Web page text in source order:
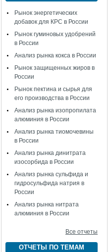
Рынок энергетических
добавок для КРС в России
Рынок гуминовых удобрений
в России
Анализ рынка кокса в России
Рынок защищенных жиров в
России
Рынок пектина и сырья для
его производства в России
Анализ рынка изопропилата
алюминия в России
Анализ рынка тиомочевины
в России
Анализ рынка динитрата
изосорбида в России
Анализ рынка сульфида и
гидросульфида натрия в
России
Анализ рынка нитрата
алюминия в России
Все отчеты
ОТЧЕТЫ ПО ТЕМАМ